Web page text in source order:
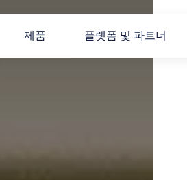
제품 플랫폼 및 파트너